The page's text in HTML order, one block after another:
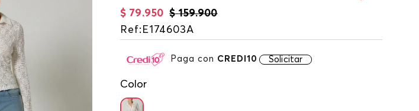
$ 159.900
$ 79.950
Ref: E174603A
Paga con CREDI10 Solicitar
Color